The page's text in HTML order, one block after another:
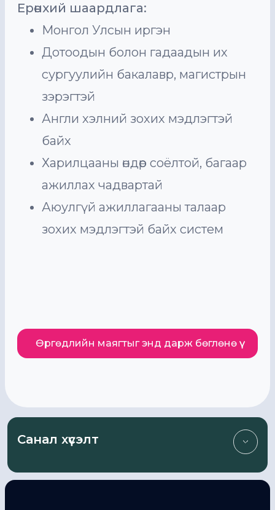
Ерөнхий шаардлага:
Монгол Улсын иргэн
Дотоодын болон гадаадын их
сургуулийн бакалавр, магистрын
зэрэгтэй
Англи хэлний зохих мэдлэгтэй
байх
Харилцааны өндөр соёлтой, багаар
ажиллах чадвартай
Аюулгүй ажиллагааны талаар
зохих мэдлэгтэй байх систем
Өргөдлийн маягтыг энд дарж бөглөнө үү
Санал хүсэлт